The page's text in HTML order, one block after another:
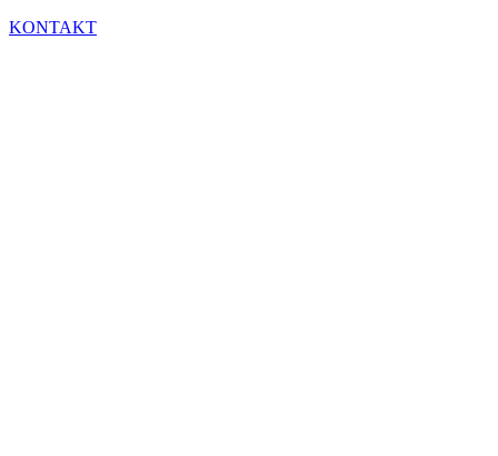
KONTAKT